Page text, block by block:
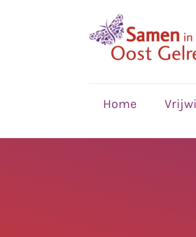
Home